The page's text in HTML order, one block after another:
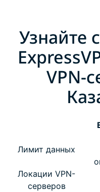
Узнайте
VPN-
Лимит данных
Локации VPN-
серверов